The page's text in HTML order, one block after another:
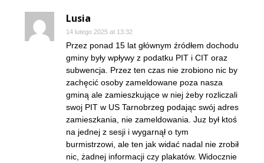
Lusia
14 lutego 2025 at 13:32
Przez ponad 15 lat głównym źródłem dochodu
gminy były wpływy z podatku PIT i CIT oraz
subwencja. Przez ten czas nie zrobiono nic by
zachęcić osoby zameldowane poza nasza
gminą ale zamieszkujące w niej żeby rozliczali
swoj PIT w US Tarnobrzeg podając swój adres
zamieszkania, nie zameldowania. Juz był ktoś
na jednej z sesji i wygarnął o tym
burmistrzowi, ale ten jak widać nadal nie zrobił
nic, żadnej informacji czy plakatów. Widocznie